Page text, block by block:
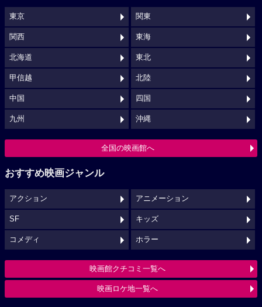
東京 関東
関西 東海
北海道 東北
甲信越 北陸
中国 四国
九州 沖縄
全国の映画館へ
おすすめ映画ジャンル
アクション アニメーション
SF キッズ
コメディ ホラー
映画館クチコミ一覧へ
映画ロケ地一覧へ